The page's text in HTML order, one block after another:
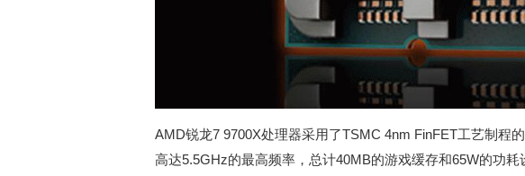
AMD锐龙7 9700X处理器采用了TSMC 4nm FinFET工艺制程
高达5.5GHz的最高频率，总计40MB的游戏缓存和65W的功